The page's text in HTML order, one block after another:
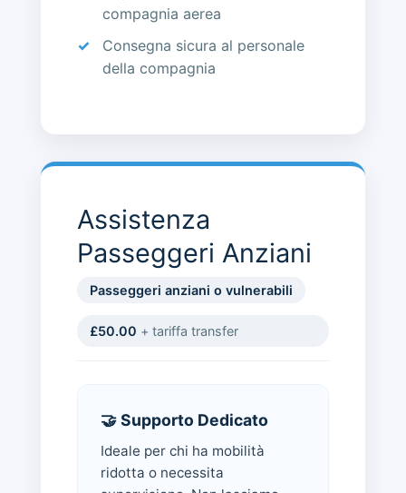
compagnia aerea
Consegna sicura al personale
della compagnia
Assistenza
Passeggeri Anziani
Passeggeri anziani o vulnerabili
£50.00 + tariffa transfer
🤝 Supporto Dedicato
Ideale per chi ha mobilità
ridotta o necessita